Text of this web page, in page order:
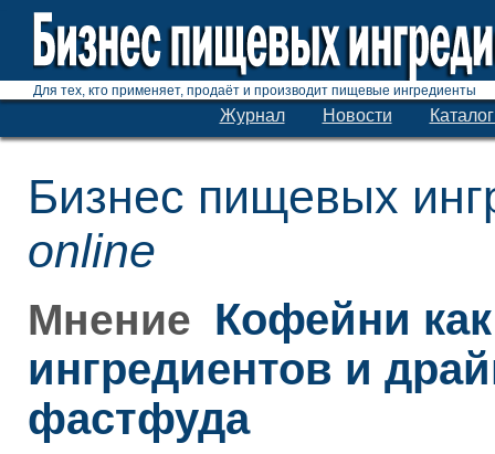
Для тех, кто применяет, продаёт и производит пищевые ингредиенты
Журнал Новости
Бизнес пищевых
online
Мнение Кофейни
ингредиентов и
фастфуда